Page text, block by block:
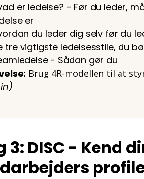
er ledelse? – Før du leder,
er
du leder dig selv før du
tre vigtigste ledelsesstile, du
- Sådan gør du
Brug 4R-modellen til at
3: DISC - Kend